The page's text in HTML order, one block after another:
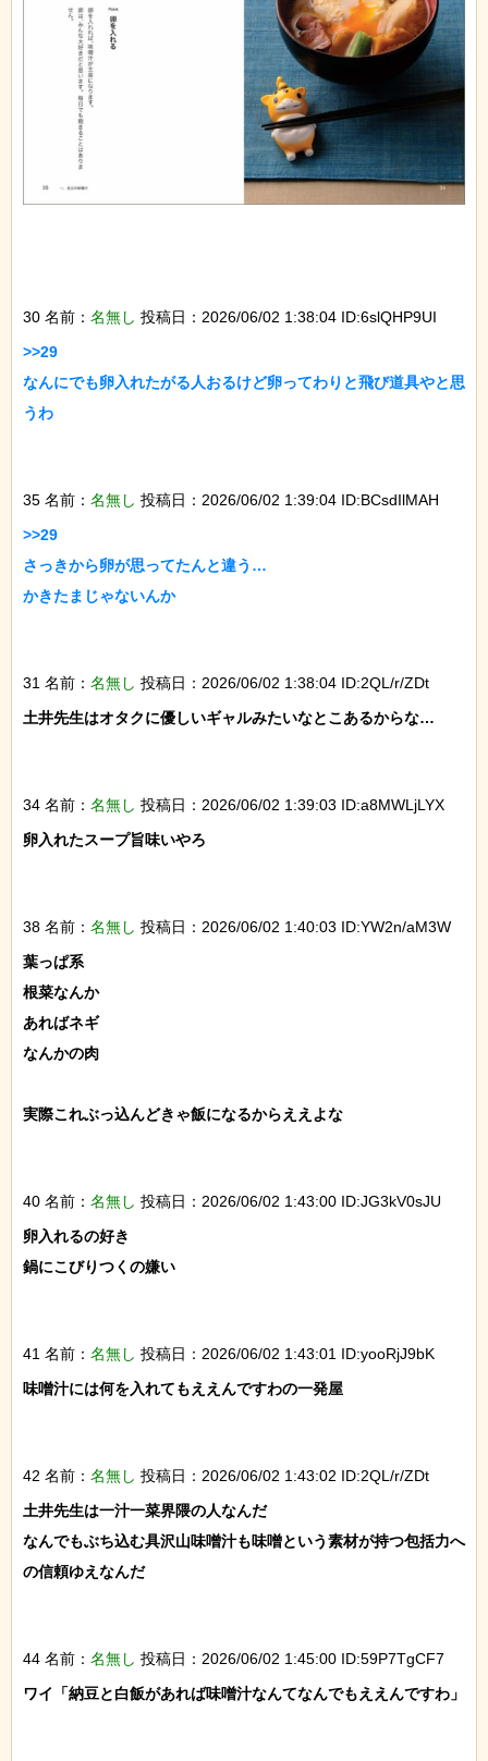
30 名前： 名無し 投稿日：2026/06/02 1:38:04 ID:6slQHP9UI
>>29
なんにでも卵入れたがる人おるけど卵ってわりと飛び道具やと思
うわ
35 名前： 名無し 投稿日：2026/06/02 1:39:04 ID:BCsdIlMAH
>>29
さっきから卵が思ってたんと違う…
かきたまじゃないんか
31 名前： 名無し 投稿日：2026/06/02 1:38:04 ID:2QL/r/ZDt
土井先生はオタクに優しいギャルみたいなとこあるからな…
34 名前： 名無し 投稿日：2026/06/02 1:39:03 ID:a8MWLjLYX
卵入れたスープ旨味いやろ
38 名前： 名無し 投稿日：2026/06/02 1:40:03 ID:YW2n/aM3W
葉っぱ系
根菜なんか
あればネギ
なんかの肉
実際これぶっ込んどきゃ飯になるからええよな
40 名前： 名無し 投稿日：2026/06/02 1:43:00 ID:JG3kV0sJU
卵入れるの好き
鍋にこびりつくの嫌い
41 名前： 名無し 投稿日：2026/06/02 1:43:01 ID:yooRjJ9bK
味噌汁には何を入れてもええんですわの一発屋
42 名前： 名無し 投稿日：2026/06/02 1:43:02 ID:2QL/r/ZDt
土井先生は一汁一菜界隈の人なんだ
なんでもぶち込む具沢山味噌汁も味噌という素材が持つ包括力へ
の信頼ゆえなんだ
44 名前： 名無し 投稿日：2026/06/02 1:45:00 ID:59P7TgCF7
ワイ「納豆と白飯があれば味噌汁なんてなんでもええんですわ」